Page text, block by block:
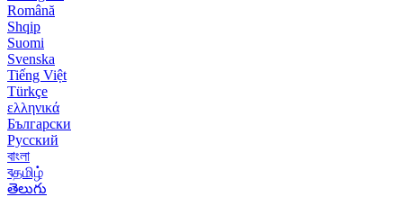
Română
Shqip
Suomi
Svenska
Tiếng Việt
Türkçe
ελληνικά
Български
Русский
বাংলা
বதமிழ்
తెలుగు